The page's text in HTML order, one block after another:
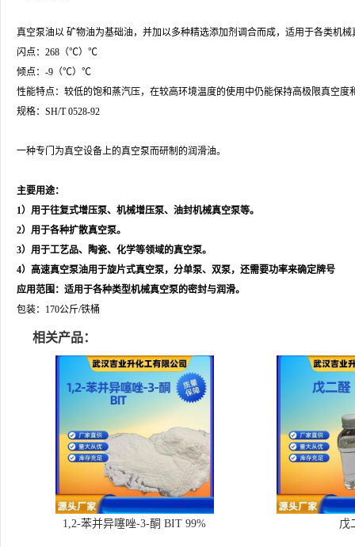
真空泵油以 矿物油为基础油，并加以多种精选添加剂调合而成，适用于各类机
闪点：268（℃）℃
倾点：-9（℃）℃
性能特点：较低的饱和蒸汽压，在较高环境温度的使用中仍能保持高极限真空
规格：SH/T 0528-92
一种专门为真空设备上的真空泵而研制的润滑油。
主要用途：
1）用于往复式增压泵、机械增压泵、油封机械真空泵等。
2）用于各种扩散真空泵。
3）用于工艺品、陶瓷、化学等领域的真空泵。
4）高速真空泵油用于旋片式真空泵，分单泵、双泵，还需要功率来确定牌号
应用范围：适用于各种类型机械真空泵的密封与润滑。
包装：170公斤/铁桶
相关产品：
1,2-苯并异噻唑-3-酮 BIT 99% 戊